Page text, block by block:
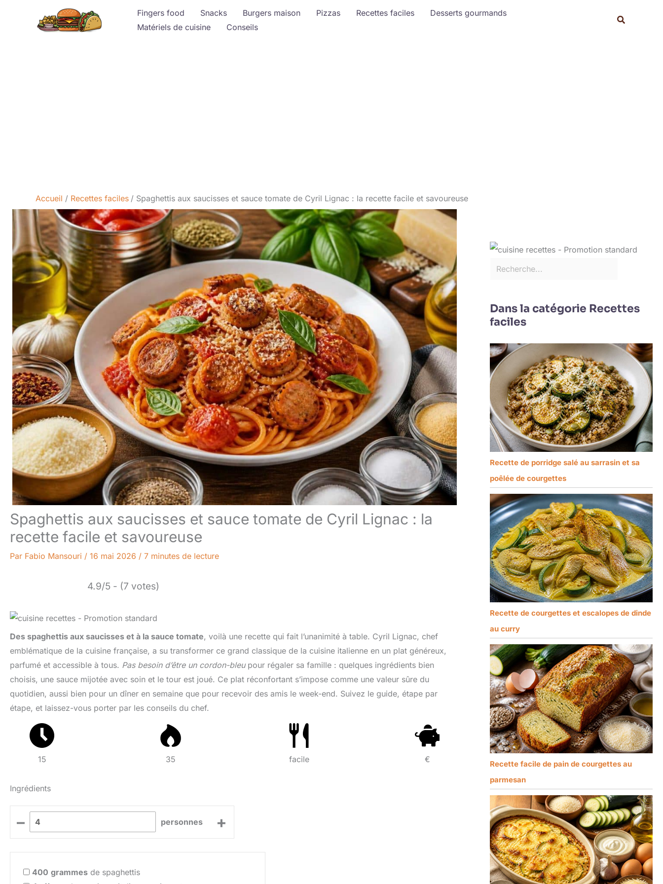
Fingers food Snacks Burgers maison Pizzas Recettes faciles
Desserts gourmands
Matériels de cuisine
Conseils
Accueil Recettes faciles Spaghettis aux saucisses et sauce tomate de Cyril Lignac : la recette facile et savoureuse
Spaghettis aux saucisses et sauce tomate de Cyril Lignac : la
recette facile et savoureuse
Par Fabio Mansouri / 16 mai 2026 / 7 minutes de lecture
4.9/5 - (7 votes)
Des spaghettis aux saucisses et à la sauce tomate, voilà une recette qui fait l’unanimité à table. Cyril Lignac, chef
emblématique de la cuisine française, a su transformer ce grand classique de la cuisine italienne en un plat généreux,
parfumé et accessible à tous. Pas besoin d’être un cordon-bleupour régaler sa famille : quelques ingrédients bien
choisis, une sauce mijotée avec soin et le tour est joué. Ce plat réconfortant s’impose comme une valeur sûre du
quotidien, aussi bien pour un dîner en semaine que pour recevoir des amis le week-end. Suivez le guide, étape par
étape, et laissez-vous porter par les conseils du chef.
15 35 facile €
Ingrédients
– personnes +
400 grammes de spaghettis
Rechercher
Dans la catégorie Recettes
faciles
Recette de porridge salé au sarrasin et sa
poêlée de courgettes
Recette de courgettes et escalopes de dinde
au curry
Recette facile de pain de courgettes au
parmesan